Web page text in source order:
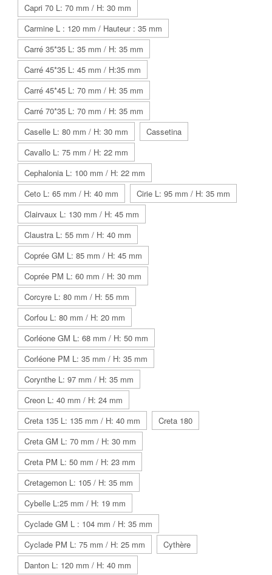
Capri 70 L: 70 mm / H: 30 mm
Carmine L : 120 mm / Hauteur : 35 mm
Carré 35*35 L: 35 mm / H: 35 mm
Carré 45*35 L: 45 mm / H:35 mm
Carré 45*45 L: 70 mm / H: 35 mm
Carré 70*35 L: 70 mm / H: 35 mm
Caselle L: 80 mm / H: 30 mm
Cassetina
Cavallo L: 75 mm / H: 22 mm
Cephalonia L: 100 mm / H: 22 mm
Ceto L: 65 mm / H: 40 mm
Cirie L: 95 mm / H: 35 mm
Clairvaux L: 130 mm / H: 45 mm
Claustra L: 55 mm / H: 40 mm
Coprée GM L: 85 mm / H: 45 mm
Coprée PM L: 60 mm / H: 30 mm
Corcyre L: 80 mm / H: 55 mm
Corfou L: 80 mm / H: 20 mm
Corléone GM L: 68 mm / H: 50 mm
Corléone PM L: 35 mm / H: 35 mm
Corynthe L: 97 mm / H: 35 mm
Creon L: 40 mm / H: 24 mm
Creta 135 L: 135 mm / H: 40 mm
Creta 180
Creta GM L: 70 mm / H: 30 mm
Creta PM L: 50 mm / H: 23 mm
Cretagemon L: 105 / H: 35 mm
Cybelle L:25 mm / H: 19 mm
Cyclade GM L : 104 mm / H: 35 mm
Cyclade PM L: 75 mm / H: 25 mm
Cythère
Danton L: 120 mm / H: 40 mm